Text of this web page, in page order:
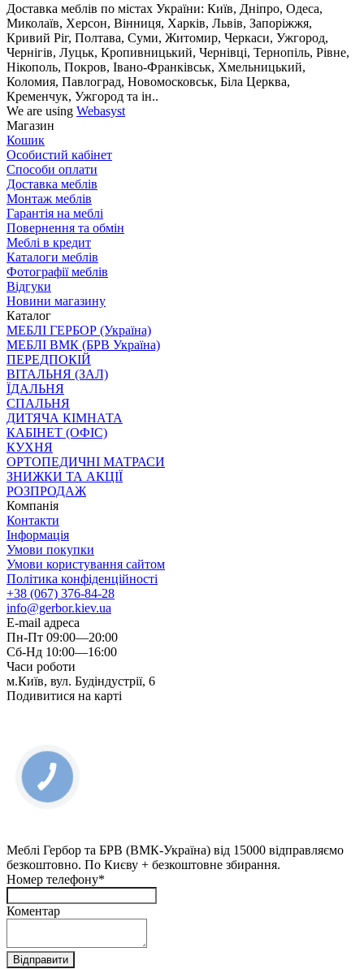
Доставка меблів по містах України: Київ, Дніпро, Одеса,
Миколаїв, Херсон, Вінниця, Харків, Львів, Запоріжжя,
Кривий Ріг, Полтава, Суми, Житомир, Черкаси, Ужгород,
Чернігів, Луцьк, Кропивницький, Чернівці, Тернопіль, Рівне,
Нікополь, Покров, Івано-Франківськ, Хмельницький,
Коломия, Павлоград, Новомосковськ, Біла Церква,
Кременчук, Ужгород та ін..
We are using Webasyst
Магазин
Кошик
Особистий кабінет
Способи оплати
Доставка меблів
Монтаж меблів
Гарантія на меблі
Повернення та обмін
Меблі в кредит
Каталоги меблів
Фотографії меблів
Відгуки
Новини магазину
Каталог
МЕБЛІ ГЕРБОР (Україна)
МЕБЛІ ВМК (БРВ Україна)
ПЕРЕДПОКІЙ
ВІТАЛЬНЯ (ЗАЛ)
ЇДАЛЬНЯ
СПАЛЬНЯ
ДИТЯЧА КІМНАТА
КАБІНЕТ (ОФІС)
КУХНЯ
ОРТОПЕДИЧНІ МАТРАСИ
ЗНИЖКИ ТА АКЦІЇ
РОЗПРОДАЖ
Компанія
Контакти
Інформація
Умови покупки
Умови користування сайтом
Політика конфіденційності
+38 (067) 376-84-28
info@gerbor.kiev.ua
E-mail адреса
Пн-Пт 09:00—20:00
Сб-Нд 10:00—16:00
Часи роботи
м.Київ, вул. Будіндустрії, 6
Подивитися на карті
Меблі Гербор та БРВ (ВМК-Україна) від 15000 відправляємо
безкоштовно. По Києву + безкоштовне збирання.
Номер телефону*
Коментар